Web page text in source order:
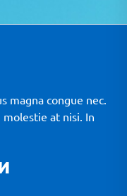
magna congue nec.
at nisi. In